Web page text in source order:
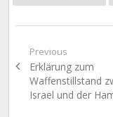
Previous
Previous
post:
Erklärung zum
Waffenstillstand
Israel und der